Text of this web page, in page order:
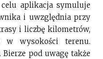
aplikacja symuluje
i uwzględnia przy
i liczbę kilometrów,
w wysokości terenu.
pod uwagę także